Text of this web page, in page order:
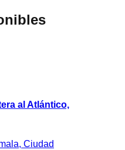
al Atlántico,
Ciudad